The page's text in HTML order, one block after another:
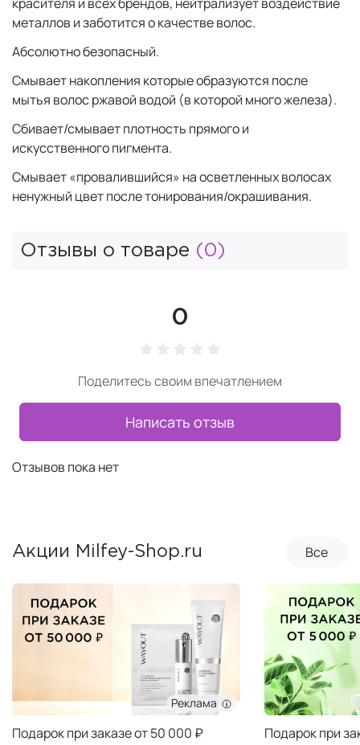
металлов и заботится о качестве волос.
Абсолютно безопасный.
Смывает накопления которые образуются после
мытья волос ржавой водой (в которой много железа).
Сбивает/смывает плотность прямого и
искусственного пигмента.
Смывает «провалившийся» на осветленных волосах
ненужный цвет после тонирования/окрашивания.
Отзывы о товаре (0)
0
Поделитесь своим впечатлением
Написать отзыв
Отзывов пока нет
Акции Milfey-Shop.ru Все
Реклама
Подарок при заказе от 50 000 ₽ Подарок при